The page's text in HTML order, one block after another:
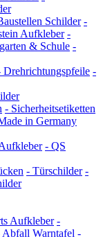
Schilder -
Aufkleber -
& Schule -
Drehrichtungspfeile -
- Sicherheitsetiketten
in Germany
- QS
- Türschilder -
Aufkleber -
Abfall Warntafel -